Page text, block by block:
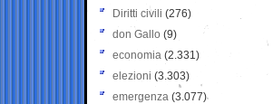
Diritti civili (276)
don Gallo (9)
economia (2.331)
elezioni (3.303)
emergenza (3.077)